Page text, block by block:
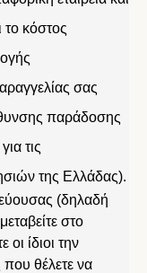
κόστος
σας
παράδοσης
τις
της Ελλάδας).
(δηλαδή
στο
ίδιοι την
θέλετε να